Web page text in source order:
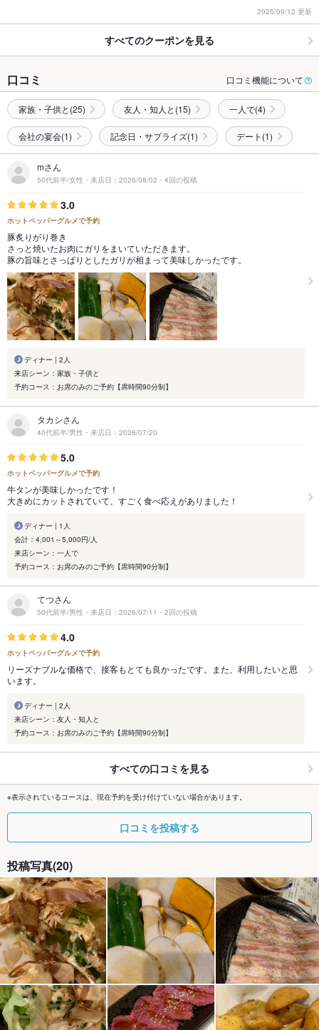
2025/09/12 更新
すべてのクーポンを見る
口コミ 口コミ機能について
家族・子供と(25) 友人・知人と(15) 一人で(4)
会社の宴会(1) 記念日・サプライズ(1) デート(1)
mさん
50代前半/女性・来店日：2026/08/02・4回の投稿
3.0
ホットペッパーグルメで予約
豚炙りがり巻き
さっと焼いたお肉にガリをまいていただきます。
豚の旨味とさっぱりとしたガリが相まって美味しかったです。
ディナー | 2人
来店シーン：家族・子供と
予約コース：お席のみのご予約【席時間90分制】
タカシさん
40代前半/男性・来店日：2026/07/20
5.0
ホットペッパーグルメで予約
牛タンが美味しかったです！
大きめにカットされていて、すごく食べ応えがありました！
ディナー | 1人
会計：4,001～5,000円/人
来店シーン：一人で
予約コース：お席のみのご予約【席時間90分制】
てつさん
50代前半/男性・来店日：2026/07/11・2回の投稿
4.0
ホットペッパーグルメで予約
リーズナブルな価格で、接客もとても良かったです。また、利用したいと思
います。
ディナー | 2人
来店シーン：友人・知人と
予約コース：お席のみのご予約【席時間90分制】
すべての口コミを見る
※表示されているコースは、現在予約を受け付けていない場合があります。
口コミを投稿する
投稿写真(20)